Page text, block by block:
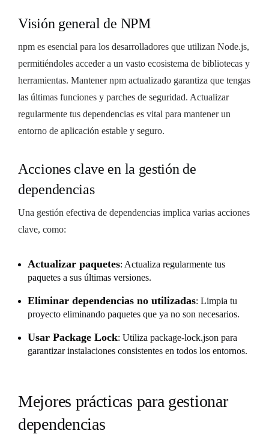
Visión general de NPM
npm es esencial para los desarrolladores que utilizan Node.js,
permitiéndoles acceder a un vasto ecosistema de bibliotecas y
herramientas. Mantener npm actualizado garantiza que tengas
las últimas funciones y parches de seguridad. Actualizar
regularmente tus dependencias es vital para mantener un
entorno de aplicación estable y seguro.
Acciones clave en la gestión de
dependencias
Una gestión efectiva de dependencias implica varias acciones
clave, como:
Actualizar paquetes: Actualiza regularmente tus
paquetes a sus últimas versiones.
Eliminar dependencias no utilizadas: Limpia tu
proyecto eliminando paquetes que ya no son necesarios.
Usar Package Lock: Utiliza package-lock.json para
garantizar instalaciones consistentes en todos los entornos.
Mejores prácticas para gestionar
dependencias